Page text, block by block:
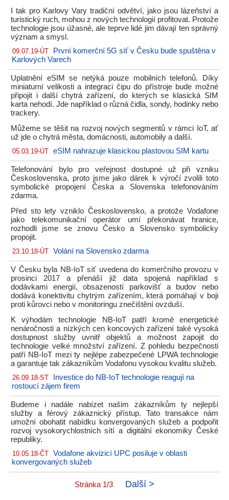
I tak pro Karlovy Vary tradiční odvětví, jako jsou lázeňství a
turistický ruch, mohou z nových technologií profitovat. Protože
technologie jsou úžasné, ale teprve lidé jim dávají ten správný
význam a smysl.
09.07.19-ÚT
První komerční 5G síť v Česku bude spuštěna v
Karlových Varech
Uplatnění eSIM se netýká pouze mobilních telefonů. Díky
miniaturní velikosti a integraci čipu do přístroje bude možné
připojit i další chytrá zařízení, do kterých se klasická SIM
karta nehodí. Jde například o různá čidla, sondy, hodinky nebo
trackery.
Můžeme se těšit na rozvoj nových segmentů v rámci IoT, ať
už jde o chytrá města, domácnosti, automobily a další.
05.03.19-ÚT eSIM nahrazuje klasickou plastovou SIM kartu
Telefonování bylo pro veřejnost dostupné už při vzniku
Československa, proto jsme jako dárek k výročí zvolili toto
symbolické propojení Česka a Slovenska telefonováním
zdarma.
Před sto lety vzniklo Československo, a protože Vodafone
jako telekomunikační operátor umí překonávat hranice,
rozhodli jsme se znovu Česko a Slovensko symbolicky
propojit.
23.10.18-ÚT Volání na Slovensko zdarma
V Česku byla NB-IoT síť uvedena do komerčního provozu v
prosinci 2017 a přenáší již data spojená například s
dodávkami energií, obsazeností parkovišť a budov nebo
dodává konektivitu chytrým zařízením, která pomáhají v boji
proti kůrovci nebo v monitoringu znečištění ovzduší.
K výhodám technologie NB-IoT patří kromě energetické
nenáročnosti a nízkých cen koncových zařízení také vysoká
dostupnost služby uvnitř objektů a možnost zapojit do
technologie velké množství zařízení. Z pohledu bezpečnosti
patří NB-IoT mezi ty nejlépe zabezpečené LPWA technologie
a garantuje tak zákazníkům Vodafonu vysokou kvalitu služeb.
26.09.18-ST
Investice do NB-IoT technologie reagují na
rostoucí zájem firem
Budeme i nadále nabízet našim zákazníkům ty nejlepší
služby a férový zákaznický přístup. Tato transakce nám
umožní obohatit nabídku konvergovaných služeb a podpořit
rozvoj vysokorychlostních sítí a digitální ekonomiky České
republiky.
10.05.18-ČT Vodafone akvizicí UPC posiluje v oblasti
konvergovaných služeb
Stránka 1/3 Další >